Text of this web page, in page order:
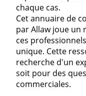
chaque cas.
Cet annuaire de
par Allaw joue un
ces
unique. Cette
recherche d'un
soit pour des
commerciales.